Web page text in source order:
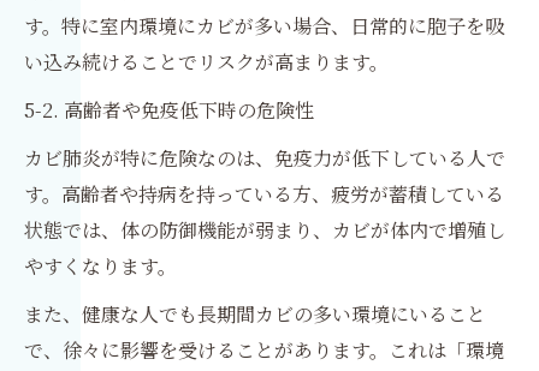
す。特に室内環境にカビが多い場合、日常的に胞子を吸
い込み続けることでリスクが高まります。
5-2. 高齢者や免疫低下時の危険性
カビ肺炎が特に危険なのは、免疫力が低下している人で
す。高齢者や持病を持っている方、疲労が蓄積している
状態では、体の防御機能が弱まり、カビが体内で増殖し
やすくなります。
また、健康な人でも長期間カビの多い環境にいること
で、徐々に影響を受けることがあります。これは「環境